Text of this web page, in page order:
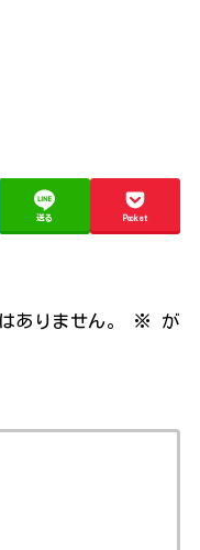
送る Pocket
ありません。 ※
が